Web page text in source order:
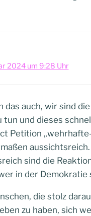
2024 um 9:28 Uhr
das auch, wir sind
tun und dieses
Petition
aussichtsreich.
sind die
in der
die stolz
zu haben, sich